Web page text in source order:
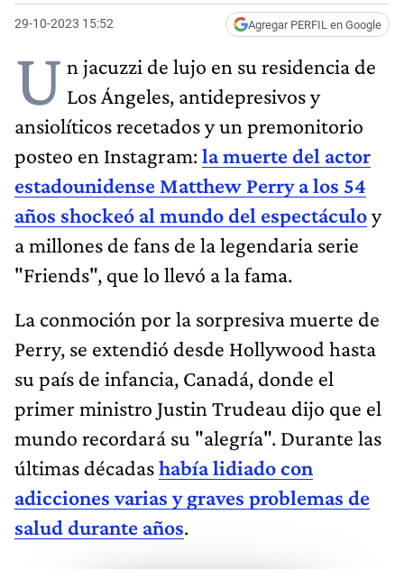
29-10-2023 15:52 Agregar PERFIL en Google
U n jacuzzi de lujo en su residencia de
Los Ángeles, antidepresivos y
ansiolíticos recetados y un premonitorio
posteo en Instagram:la muerte del actor
estadounidense Matthew Perry a los 54
años shockeó al mundo del espectáculoy
a millones de fans de la legendaria serie
"Friends", que lo llevó a la fama.
La conmoción por la sorpresiva muerte de
Perry, se extendió desde Hollywood hasta
su país de infancia, Canadá, donde el
primer ministro Justin Trudeau dijo que el
mundo recordará su "alegría". Durante las
últimas décadashabía lidiado con
adicciones varias y graves problemas de
salud durante años.